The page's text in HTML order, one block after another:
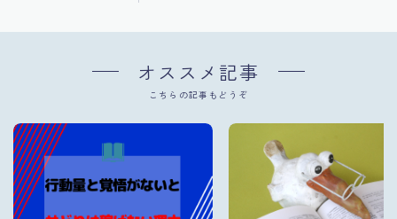
オススメ記事
こちらの記事もどうぞ